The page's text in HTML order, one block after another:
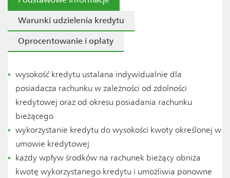
Warunki udzielenia kredytu
Oprocentowanie i opłaty
wysokość kredytu ustalana indywidualnie dla
posiadacza rachunku w zależności od zdolności
kredytowej oraz od okresu posiadania rachunku
bieżącego
wykorzystanie kredytu do wysokości kwoty określonej w
umowie kredytowej
każdy wpływ środków na rachunek bieżący obniża
kwotę wykorzystanego kredytu i umożliwia ponowne